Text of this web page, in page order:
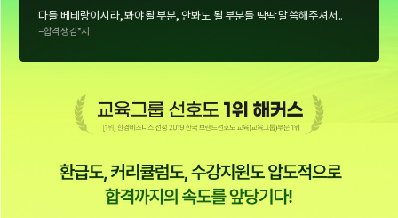
1차 환급반 강의 모두 추천드립니다. 합격해서 환급받고싶다는 동기부여..
-합격생 박*연
샘플 강의를 듣자마자 해커스 관세사로 공부해야 겠다라고 생각했습니다
–합격생 최*진
–합격생 최*애
해커스 관세사를 선택한 가장 큰 이유는 역시 합리적인 가격입니다..